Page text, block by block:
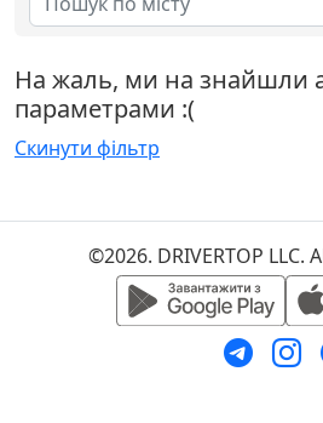
На жаль, ми на знайшли
параметрами :(
Скинути фільтр
©2026. DRIVERTOP LLC.